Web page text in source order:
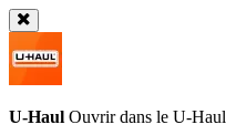
U-Haul Ouvrir dans le U-Haul